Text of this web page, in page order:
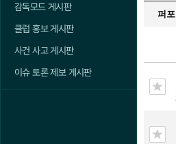
감독모드 게시판
클럽 홍보 게시판
사건 사고 게시판
이슈 토론 제보 게시판
퍼